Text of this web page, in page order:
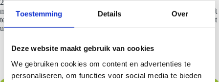
Toestemming Details Over
Deze website maakt gebruik van cookies
We gebruiken cookies om content en advertenties te
personaliseren, om functies voor social media te bieden
24 uur komen wij met een voorstel op maat. Wij denken graag met u
mee en passen ons volledig aan uw wensen aan. Het enige wat u hoeft
te doen is een plekje voor ons reserveren wij doen de rest. Bij ons bent
u aan het juiste adres voor de mooiste cocktail bars van Nederland!